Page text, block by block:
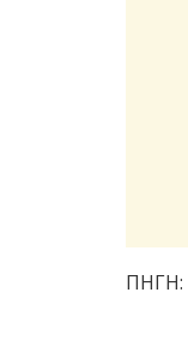
ΠΗΓΗ: